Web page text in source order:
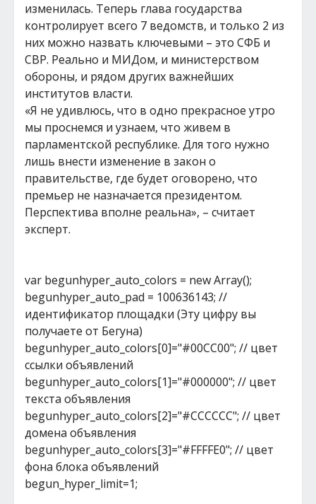
изменилась. Теперь глава государства
контролирует всего 7 ведомств, и только 2 из
них можно назвать ключевыми – это СФБ и
СВР. Реально и МИДом, и министерством
обороны, и рядом других важнейших
институтов власти.
«Я не удивлюсь, что в одно прекрасное утро
мы проснемся и узнаем, что живем в
парламентской республике. Для того нужно
лишь внести изменение в закон о
правительстве, где будет оговорено, что
премьер не назначается президентом.
Перспектива вполне реальна», – считает
эксперт.
var begunhyper_auto_colors = new Array();
begunhyper_auto_pad = 100636143; //
идентификатор площадки (Эту цифру вы
получаете от Бегуна)
begunhyper_auto_colors[0]="#00CC00"; // цвет
ссылки объявлений
begunhyper_auto_colors[1]="#000000"; // цвет
текста объявления
begunhyper_auto_colors[2]="#CCCCCC"; // цвет
домена объявления
begunhyper_auto_colors[3]="#FFFFE0"; // цвет
фона блока объявлений
begun_hyper_limit=1;